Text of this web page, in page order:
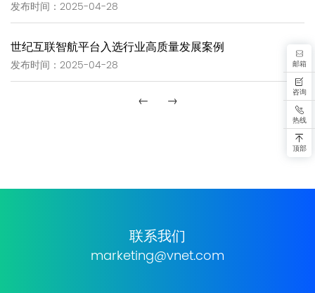
发布时间：2025-04-28
世纪互联智航平台入选行业高质量发展案例
发布时间：2025-04-28
← →
联系我们
marketing@vnet.com
邮箱
咨询
热线
顶部